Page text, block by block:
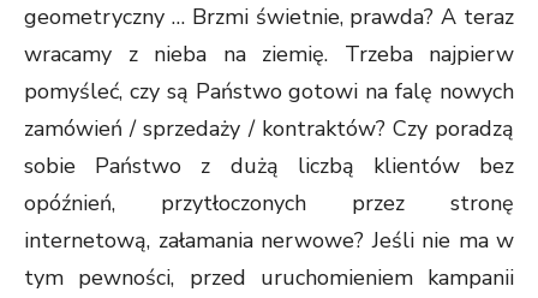
geometryczny … Brzmi świetnie, prawda? A teraz
wracamy z nieba na ziemię. Trzeba najpierw
pomyśleć, czy są Państwo gotowi na falę nowych
zamówień / sprzedaży / kontraktów? Czy poradzą
sobie Państwo z dużą liczbą klientów bez
opóźnień, przytłoczonych przez stronę
internetową, załamania nerwowe? Jeśli nie ma w
tym pewności, przed uruchomieniem kampanii